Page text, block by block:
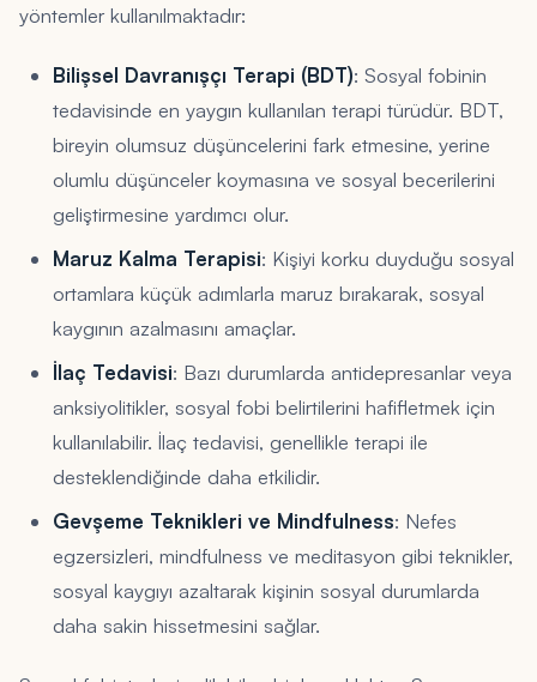
yöntemler kullanılmaktadır:
Bilişsel Davranışçı Terapi (BDT): Sosyal fobinin
tedavisinde en yaygın kullanılan terapi türüdür. BDT,
bireyin olumsuz düşüncelerini fark etmesine, yerine
olumlu düşünceler koymasına ve sosyal becerilerini
geliştirmesine yardımcı olur.
Maruz Kalma Terapisi: Kişiyi korku duyduğu sosyal
ortamlara küçük adımlarla maruz bırakarak, sosyal
kaygının azalmasını amaçlar.
İlaç Tedavisi: Bazı durumlarda antidepresanlar veya
anksiyolitikler, sosyal fobi belirtilerini hafifletmek için
kullanılabilir. İlaç tedavisi, genellikle terapi ile
desteklendiğinde daha etkilidir.
Gevşeme Teknikleri ve Mindfulness: Nefes
egzersizleri, mindfulness ve meditasyon gibi teknikler,
sosyal kaygıyı azaltarak kişinin sosyal durumlarda
daha sakin hissetmesini sağlar.